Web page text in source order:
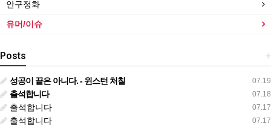
안구정화
유머/이슈
+
Posts
07.19
성공이 끝은 아니다. - 윈스턴 처칠
07.18
출석합니다
07.17
출석합니다
07.17
출석합니다